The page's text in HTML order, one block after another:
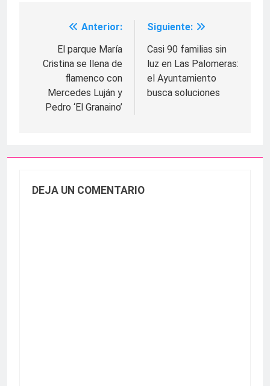
Navegación
entradas
Anterior:
El parque María
Cristina se llena de
flamenco con
Mercedes Luján y
Pedro ‘El Granaino’
Siguiente:
Casi 90 familias sin
luz en Las Palomeras:
el Ayuntamiento
busca soluciones
DEJA UN COMENTARIO